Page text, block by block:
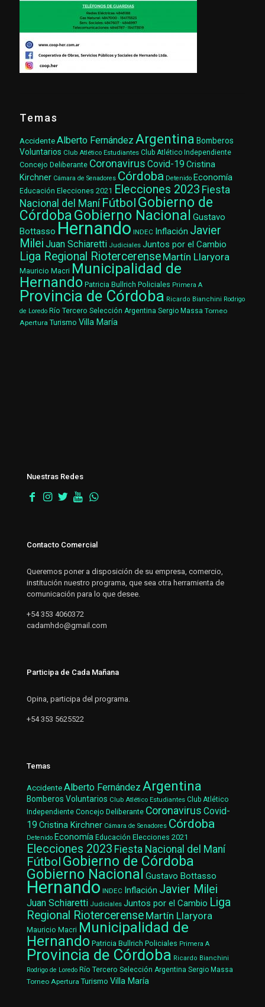
Temas
AccidenteAlberto Fernández Argentina Bomberos
Voluntarios Club Atlético Estudiantes Club Atlético Independiente
Concejo Deliberante Coronavirus Covid-19 Cristina
Kirchner Cámara de Senadores Córdoba Detenido Economía
Educación Elecciones 2021 Elecciones 2023 Fiesta
Nacional del Maní Fútbol Gobierno de
CórdobaGobierno Nacional Gustavo
Bottasso Hernando INDEC Inflación Javier
Milei Juan Schiaretti Judiciales Juntos por el Cambio
Liga Regional Riotercerense Martín Llaryora
Mauricio Macri Municipalidad de
Hernando Patricia Bullrich Policiales Primera A
Provincia de Córdoba Ricardo Bianchini Rodrigo
de Loredo Río Tercero Selección Argentina Sergio Massa Torneo
Apertura Turismo Villa María
Nuestras Redes
Contacto Comercial
Queremos poner a disposición de su empresa, comercio,
institución nuestro programa, que sea otra herramienta de
comunicación para lo que desee.
+54 353 4060372
cadamhdo@gmail.com
Participa de Cada Mañana
Opina, participa del programa.
+54 353 5625522
Temas
AccidenteAlberto Fernández Argentina
Bomberos Voluntarios Club Atlético Estudiantes Club Atlético
Independiente Concejo Deliberante Coronavirus Covid-
19 Cristina Kirchner Cámara de Senadores Córdoba
Detenido Economía Educación Elecciones 2021
Elecciones 2023 Fiesta Nacional del Maní
Fútbol Gobierno de Córdoba
Gobierno Nacional Gustavo Bottasso
Hernando INDEC Inflación Javier Milei
Juan Schiaretti Judiciales Juntos por el Cambio Liga
Regional Riotercerense Martín Llaryora
Mauricio Macri Municipalidad de
Hernando Patricia Bullrich Policiales Primera A
Provincia de Córdoba Ricardo Bianchini
Rodrigo de Loredo Río Tercero Selección Argentina Sergio Massa
Torneo Apertura Turismo Villa María